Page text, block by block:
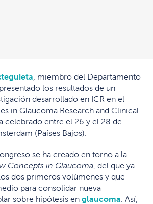
, miembro del Departamento
los resultados de un
desarrollado en ICR en el
in Glaucoma Research and Clinical
celebrado entre el 26 y el 28 de
(Países Bajos).
se ha creado en torno a la
Concepts in Glaucoma , del que ya
dos primeros volúmenes y que
para consolidar nueva
sobre hipótesis en glaucoma . Así,